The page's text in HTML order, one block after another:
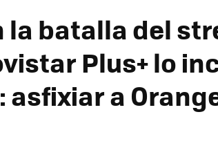
la batalla del
Plus+ lo
a